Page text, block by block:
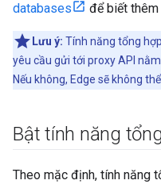
databases
để biết thêm
Lưu ý: Tính năng tổng
yêu cầu gửi tới proxy API
Nếu không, Edge sẽ không
Bật tính năng
Theo mặc định, tính năng